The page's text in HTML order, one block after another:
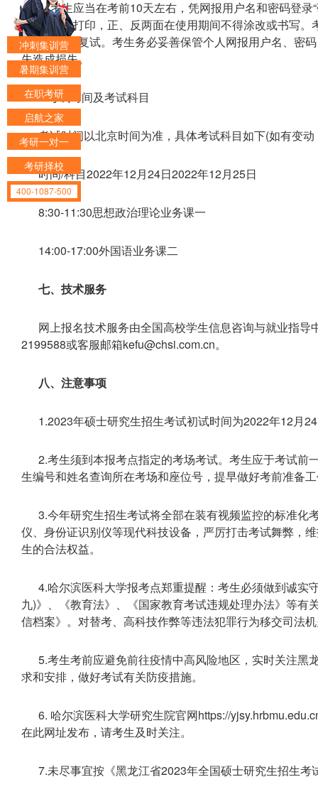
1. 考生应当在考前10天左右，凭网报用户名和密码登
4幅面白纸打印，正、反两面在使用期间不得涂改或书写
参加初试和复试。考生务必妥善保管个人网报用户名、密
失造成损失。
2.考试时间及考试科目
考试时间以北京时间为准，具体考试科目如下(如有变
时间/科目2022年12月24日2022年12月25日
8:30-11:30思想政治理论业务课一
14:00-17:00外国语业务课二
七、技术服务
网上报名技术服务由全国高校学生信息咨询与就业指
2199588或客服邮箱kefu@chsi.com.cn。
八、注意事项
1.2023年硕士研究生招生考试初试时间为2022年12月
2.考生须到本报考点指定的考场考试。考生应于考试前
生编号和姓名查询所在考场和座位号，提早做好考前准备
3.今年研究生招生考试将全部在装有视频监控的标准化
仪、身份证识别仪等现代科技设备，严厉打击考试舞弊，
生的合法权益。
4.哈尔滨医科大学报考点郑重提醒：考生必须做到诚实
九)》、《教育法》、《国家教育考试违规处理办法》等
信档案》。对替考、高科技作弊等违法犯罪行为移交司法
5.考生考前应避免前往疫情中高风险地区，实时关注黑
求和安排，做好考试有关防疫措施。
6. 哈尔滨医科大学研究生院官网https://
在此网址发布，请考生及时关注。
7.未尽事宜按《黑龙江省2023年全国硕士研究生招生考
冲刺集训营
暑期集训营
在职考研
启航之家
考研一对一
考研择校
400-1087-500